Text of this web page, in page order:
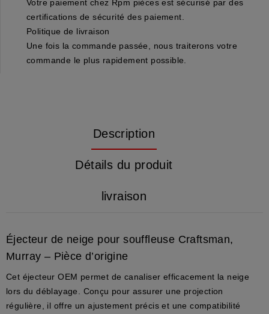
Votre paiement chez Rpm pièces est sécurisé par des
certifications de sécurité des paiement.
Politique de livraison
Une fois la commande passée, nous traiterons votre
commande le plus rapidement possible.
Description
Détails du produit
livraison
Éjecteur de neige pour souffleuse Craftsman,
Murray – Pièce d’origine
Cet éjecteur OEM permet de canaliser efficacement la neige
lors du déblayage. Conçu pour assurer une projection
régulière, il offre un ajustement précis et une compatibilité